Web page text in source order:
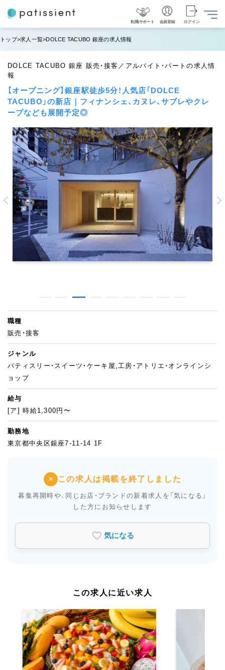
転職サポート 会員登録 ログイン
トップ 求人一覧 DOLCE TACUBO 銀座の求人情報
DOLCE TACUBO 銀座 販売・接客／アルバイト・パートの求人情
報
【オープニング】銀座駅徒歩5分！人気店「DOLCE
TACUBO」の新店｜フィナンシェ、カヌレ、サブレやクレ
ープなども展開予定◎
職種
販売・接客
ジャンル
パティスリー・スイーツ・ケーキ屋,工房・アトリエ・オンラインシ
ョップ
給与
[ア] 時給1,300円〜
勤務地
東京都中央区銀座7-11-14 1F
× この求人は掲載を終了しました
募集再開時や、同じお店・ブランドの新着求人を 「気になる」
した方にお知らせします
気になる
この求人に近い求人